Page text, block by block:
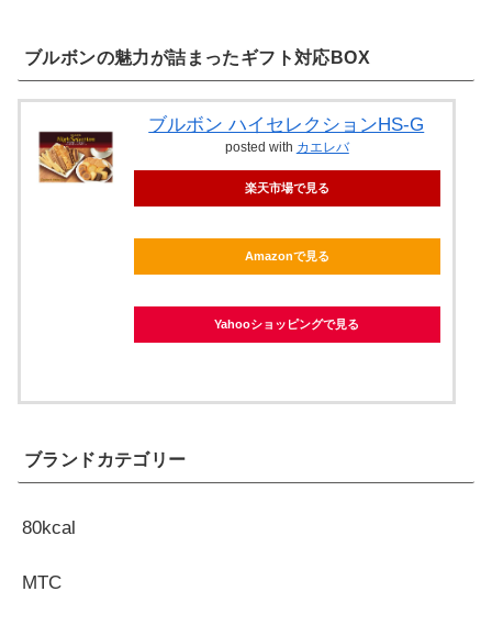
ブルボンの魅力が詰まったギフト対応BOX
ブルボン ハイセレクションHS-G
posted with カエレバ
楽天市場で見る
Amazonで見る
Yahooショッピングで見る
ブランドカテゴリー
80kcal
MTC